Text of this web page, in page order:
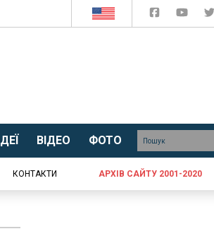
ВІДЕО ФОТО
КОНТАКТИ АРХІВ САЙТУ 2001-2020